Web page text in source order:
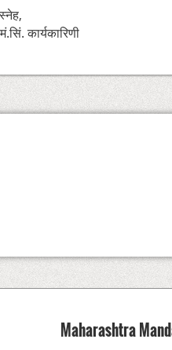
कार्यकारिणी
Maharashtra